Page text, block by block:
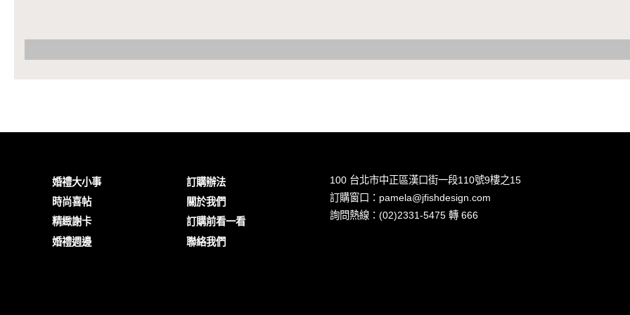
婚禮大小事
時尚喜帖
精緻謝卡
婚禮週邊
訂購辦法
關於我們
訂購前看一看
聯絡我們
100 台北市中正區漢口街一段110號9樓之15
訂購窗口：pamela@jfishdesign.com
詢問熱線：(02)2331-5475 轉 666